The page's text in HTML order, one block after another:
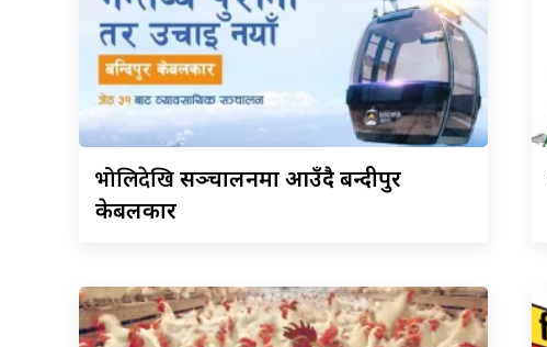
भोलिदेखिसञ्चालनमा आउँदै बन्दीपुर
केबलकार